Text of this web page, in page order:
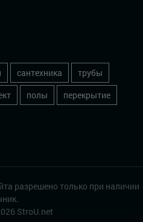
сантехника
трубы
полы
перекрытие
разрешено только при наличии
StroU.net